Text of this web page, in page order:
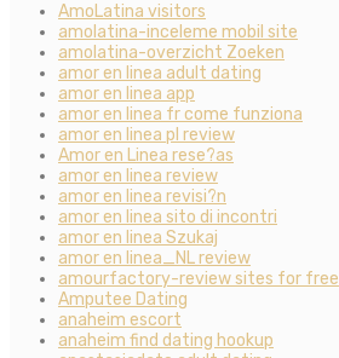
AmoLatina visitors
amolatina-inceleme mobil site
amolatina-overzicht Zoeken
amor en linea adult dating
amor en linea app
amor en linea fr come funziona
amor en linea pl review
Amor en Linea rese?as
amor en linea review
amor en linea revisi?n
amor en linea sito di incontri
amor en linea Szukaj
amor en linea_NL review
amourfactory-review sites for free
Amputee Dating
anaheim escort
anaheim find dating hookup